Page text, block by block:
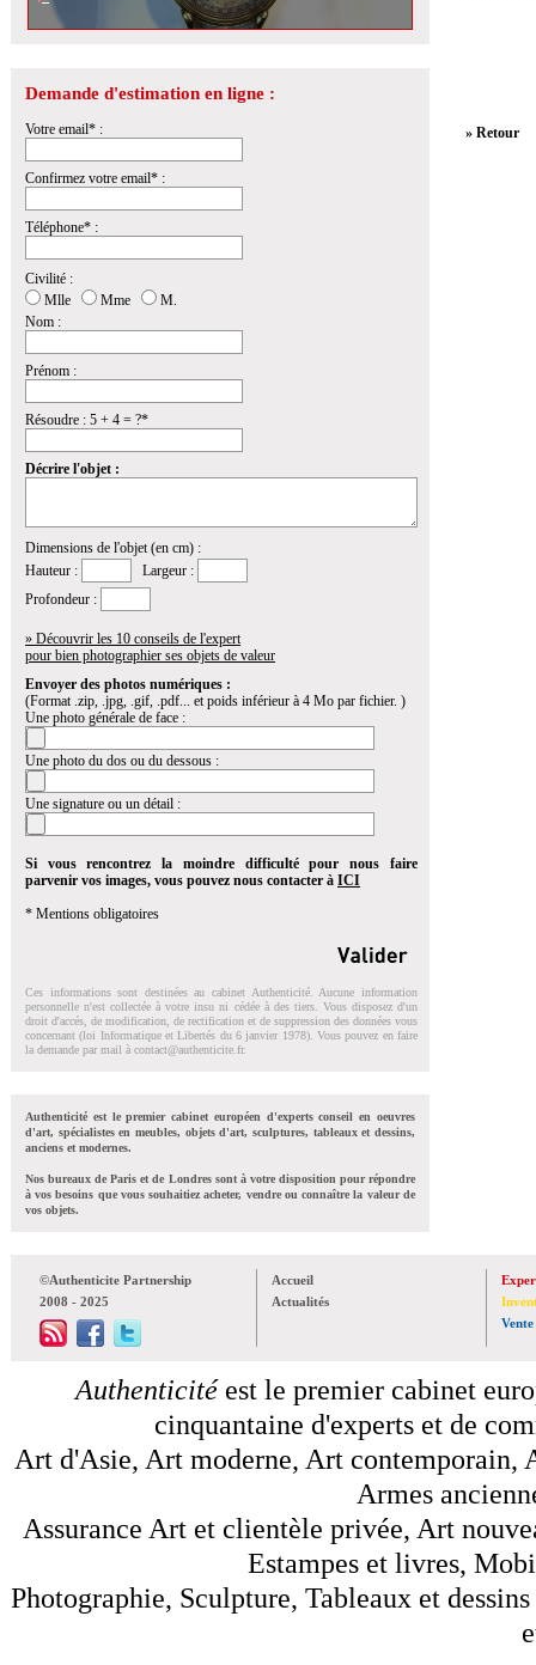
Demande d'estimation en ligne :
Votre email* :
Confirmez votre email* :
Téléphone* :
Civilité :
Mlle
Mme
M.
Nom :
Prénom :
Résoudre : 5 + 4 = ?*
Décrire l'objet :
Dimensions de l'objet (en cm) :
Hauteur :
Largeur :
Profondeur :
» Découvrir les 10 conseils de l'expert
pour bien photographier ses objets de valeur
Envoyer des photos numériques :
(Format .zip, .jpg, .gif, .pdf... et poids inférieur à 4 Mo par fichier. )
Une photo générale de face :
Une photo du dos ou du dessous :
Une signature ou un détail :
Si vous rencontrez la moindre difficulté pour nous faire
parvenir vos images, vous pouvez nous contacter à ICI
* Mentions obligatoires
Ces informations sont destinées au cabinet Authenticité. Aucune information
personnelle n'est collectée à votre insu ni cédée à des tiers. Vous disposez d'un
droit d'accés, de modification, de rectification et de suppression des données vous
concernant (loi Informatique et Libertés du 6 janvier 1978). Vous pouvez en faire
la demande par mail à contact@authenticite.fr.
Authenticité est le premier cabinet européen d'experts conseil en oeuvres
d'art, spécialistes en meubles, objets d'art, sculptures, tableaux et dessins,
anciens et modernes.
Nos bureaux de Paris et de Londres sont à votre disposition pour répondre
à vos besoins que vous souhaitiez acheter, vendre ou connaître la valeur de
vos objets.
» Retour
©Authenticite Partnership
2008 - 2025
Accueil
Actualités
Vente
Authenticitéest le premier cabinet
cinquantaine d'experts et de
Art d'Asie, Art moderne, Art contemporain,
Armes
Assurance Art et clientèle privée, Art
Estampes et livres,
Photographie, Sculpture, Tableaux et